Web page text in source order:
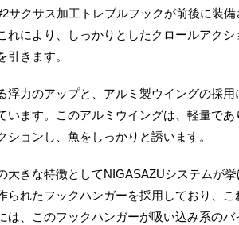
サクサス加工トレブルフックが前後に装
れにより、しっかりとしたクロールアク
引きます。
浮力のアップと、アルミ製ウイングの採
います。このアルミウイングは、軽量で
ションし、魚をしっかりと誘います。
大きな特徴としてNIGASAZUシステムが
られたフックハンガーを採用しており、
は、このフックハンガーが吸い込み系の